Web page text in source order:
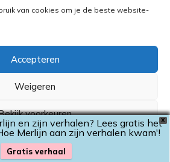
van cookies om je de beste website-
Accepteren
Weigeren
voorkeuren
Privacyverklaring
meteen kijken en
iets dichterbij.
huis!” riep Daniël.
juichte Tim.
X
en zijn verhalen? Lees gratis het
Merlijn aan zijn verhalen kwam'!
Gratis verhaal